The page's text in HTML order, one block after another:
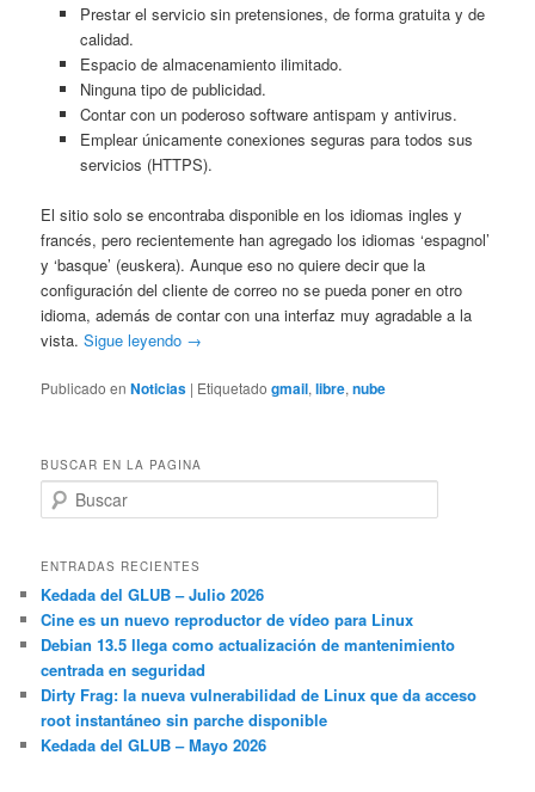
Prestar el servicio sin pretensiones, de forma gratuita y de
calidad.
Espacio de almacenamiento ilimitado.
Ninguna tipo de publicidad.
Contar con un poderoso software antispam y antivirus.
Emplear únicamente conexiones seguras para todos sus
servicios (HTTPS).
El sitio solo se encontraba disponible en los idiomas ingles y
francés, pero recientemente han agregado los idiomas ‘espagnol’
y ‘basque’ (euskera). Aunque eso no quiere decir que la
configuración del cliente de correo no se pueda poner en otro
idioma, además de contar con una interfaz muy agradable a la
vista. Sigue leyendo →
Publicado en Noticias | Etiquetado gmail,libre,nube
BUSCAR EN LA PAGINA
u
c
r
ENTRADAS RECIENTES
Kedada del GLUB – Julio 2026
Cine es un nuevo reproductor de vídeo para Linux
Debian 13.5 llega como actualización de mantenimiento
centrada en seguridad
Dirty Frag: la nueva vulnerabilidad de Linux que da acceso
root instantáneo sin parche disponible
Kedada del GLUB – Mayo 2026